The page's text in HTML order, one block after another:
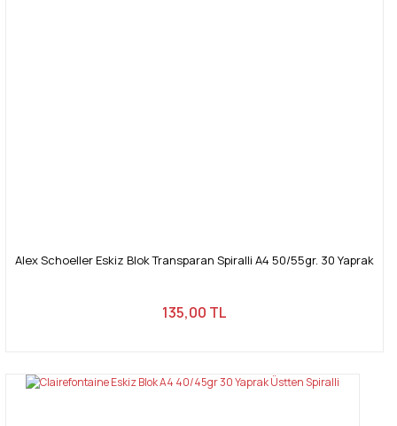
Alex Schoeller Eskiz Blok Transparan Spiralli A4 50/55gr. 30 Yaprak
135,00 TL